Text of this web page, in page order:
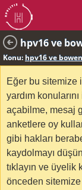
hpv16 ve
Konu: hpv16 ve
Eğer bu sitemize
yardım
açabilme, mesaj
anketlere oy
gibi hakları
kaydolmayı
tıklayın ve üyelik
önceden